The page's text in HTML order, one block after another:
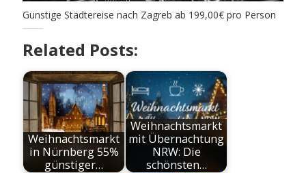
Günstige Städtereise nach Zagreb ab 199,00€ pro Person
Related Posts:
Weihnachtsmarkt
in Nürnberg 55%
günstiger…
Weihnachtsmarkt
mit Übernachtung
NRW: Die
schönsten…